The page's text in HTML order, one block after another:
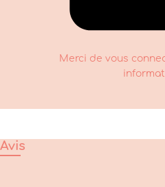
Merci de vous
Avis